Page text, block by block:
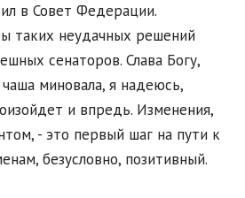
в Совет Федерации.
таких неудачных решений
сенаторов. Слава Богу,
миновала, я надеюсь,
и впредь. Изменения,
- это первый шаг на пути к
безусловно, позитивный.